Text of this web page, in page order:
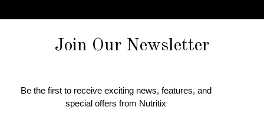
Join Our Newsletter
Be the first to receive exciting news, features, and
special offers from Nutritix